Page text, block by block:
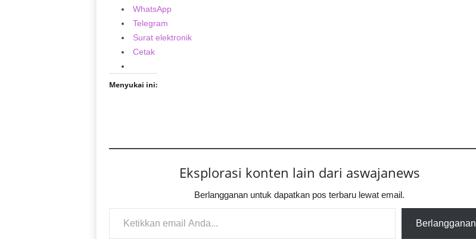
WhatsApp
Telegram
Surat elektronik
Cetak
Menyukai ini:
Eksplorasi konten lain dari aswajanews
Berlangganan untuk dapatkan pos terbaru lewat email.
Ketikkan email Anda...
Berlangganan